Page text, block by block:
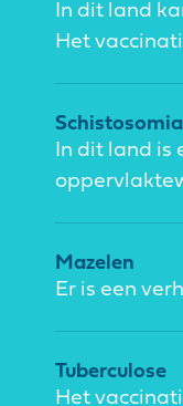
In dit land
Het
In dit land is
Mazelen
Er is een
Tuberculose
Het